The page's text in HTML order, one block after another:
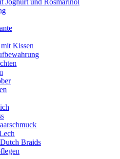
Joghurt und Rosmarinöl
Kissen
Braids